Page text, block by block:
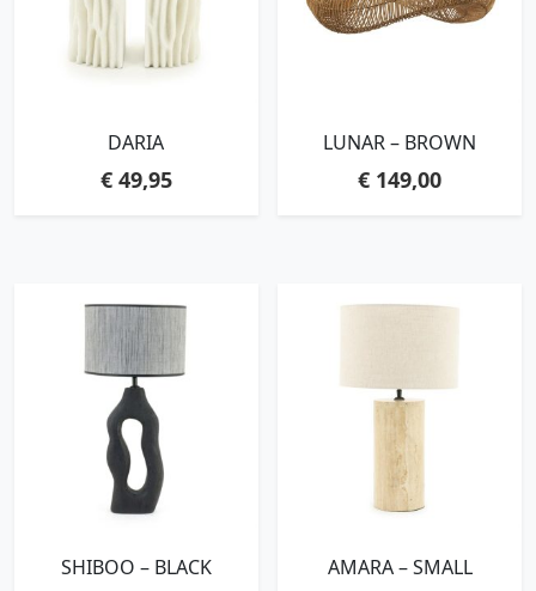
DARIA
€49,95
LUNAR – BROWN
€ 149,00
SHIBOO – BLACK AMARA – SMALL